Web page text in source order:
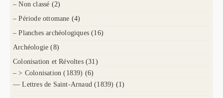
– Non classé (2)
– Période ottomane (4)
– Planches archéologiques (16)
Archéologie (8)
Colonisation et Révoltes (31)
– > Colonisation (1839) (6)
— Lettres de Saint-Arnaud (1839) (1)